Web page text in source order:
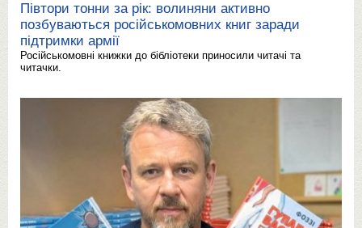
Півтори тонни за рік: волиняни активно
позбуваються російськомовних книг заради
підтримки армії
Російськомовні книжки до бібліотеки приносили читачі та
читачки.